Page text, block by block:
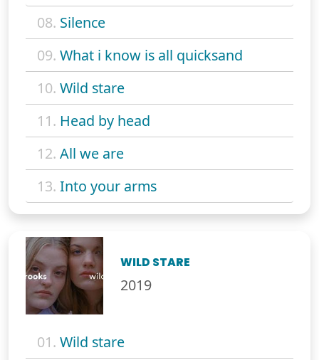
08. Silence
09. What i know is all quicksand
10. Wild stare
11. Head by head
12. All we are
13. Into your arms
WILD STARE
2019
01. Wild stare